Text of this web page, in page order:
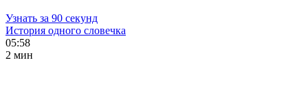
Узнать за 90 секунд
История одного словечка
05:58
2 мин